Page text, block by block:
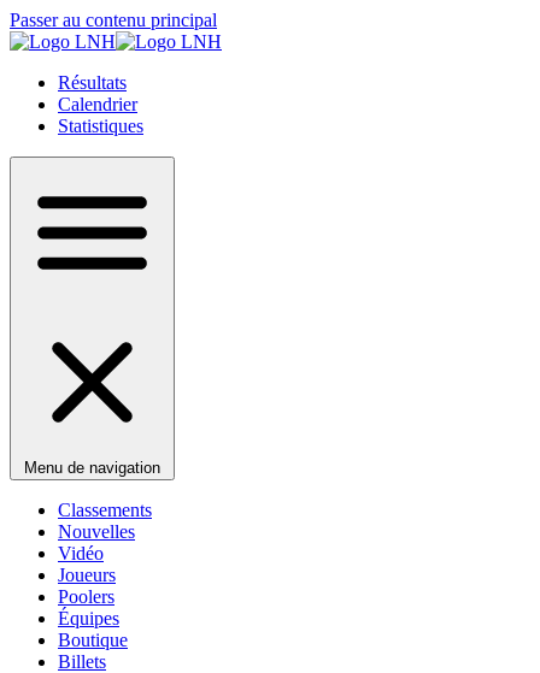
Passer au contenu principal
Résultats
Calendrier
Statistiques
Menu de navigation
Classements
Nouvelles
Vidéo
Joueurs
Poolers
Équipes
Boutique
Billets